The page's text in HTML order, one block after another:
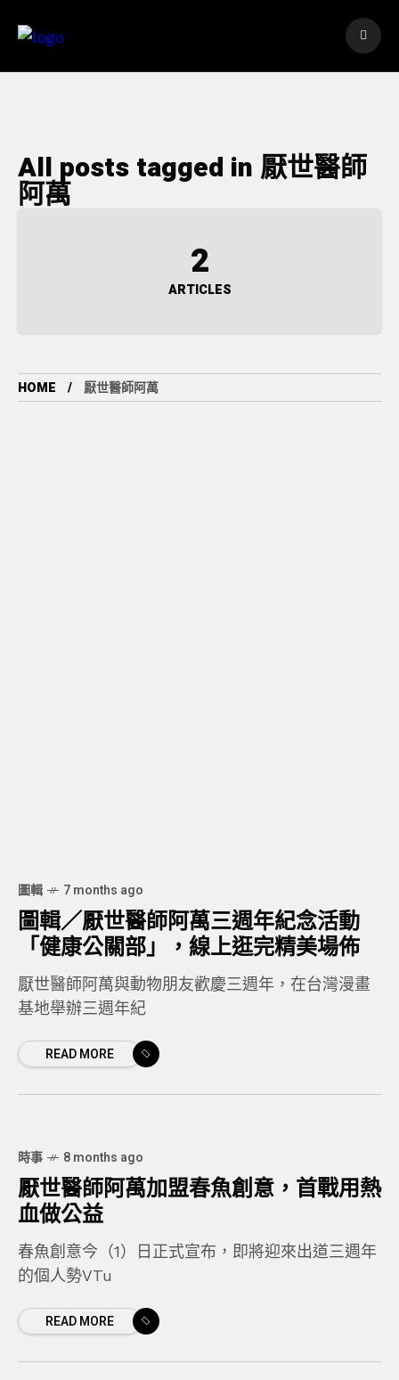
All posts tagged in 厭世醫師
阿萬
2
ARTICLES
HOME 厭世醫師阿萬
圖輯 7 months ago
圖輯／厭世醫師阿萬三週年紀念活動
「健康公關部」，線上逛完精美場佈
厭世醫師阿萬與動物朋友歡慶三週年，在台灣漫畫
基地舉辦三週年紀
READ MORE
時事 8 months ago
厭世醫師阿萬加盟春魚創意，首戰用熱
血做公益
春魚創意今（1）日正式宣布，即將迎來出道三週年
的個人勢VTu
READ MORE